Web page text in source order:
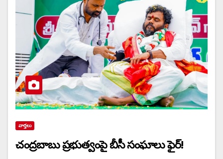
వార్త‌లు
చంద్రబాబు ప్రభుత్వంపై బీసీ సంఘాలు ఫైర్!